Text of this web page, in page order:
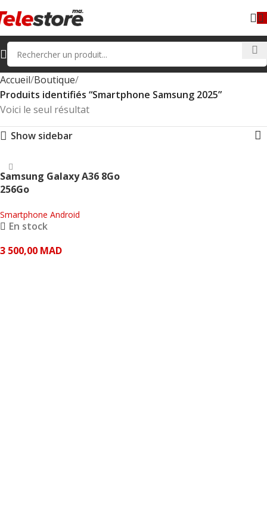
Accueil Boutique
Produits identifiés “Smartphone Samsung 2025”
Voici le seul résultat
Show sidebar
Samsung Galaxy A36 8Go
256Go
Smartphone Android
En stock
3 500,00 MAD